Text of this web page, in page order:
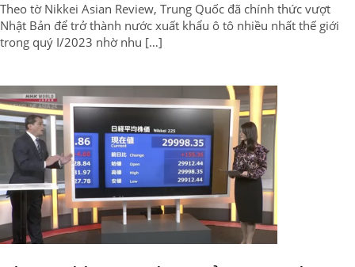
Theo tờ Nikkei Asian Review, Trung Quốc đã chính thức vượt
Nhật Bản để trở thành nước xuất khẩu ô tô nhiều nhất thế giới
trong quý I/2023 nhờ nhu […]